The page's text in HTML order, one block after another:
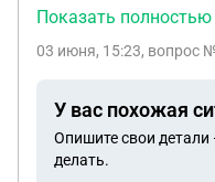
розвезалась,муж
этом году отменили
расторжении
все что смогла
году.Как мне быть и
Показать полностью
03 июня, 15:23, вопрос
У вас похожая
Опишите свои
делать.